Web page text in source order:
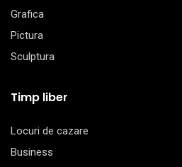
Grafica
Pictura
Sculptura
Timp liber
Locuri de cazare
Business